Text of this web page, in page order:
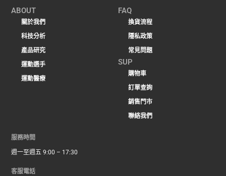
ABOUT
關於我們
科技分析
產品研究
運動選手
運動醫療
FAQ
換貨流程
隱私政策
常見問題
SUP
購物車
訂單查詢
銷售門市
聯絡我們
服務時間
週一至週五 9:00 – 17:30
客服電話